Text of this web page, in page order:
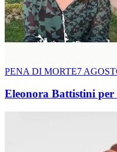
PENA DI MORTE7
Eleonora Battistini